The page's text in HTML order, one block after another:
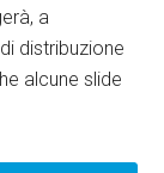
a
distribuzione
alcune slide